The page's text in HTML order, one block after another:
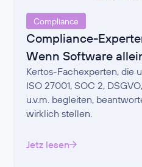
Compliance
Compliance-
Wenn Software
Kertos-Fachexperten, die
ISO 27001, SOC 2,
u.v.m. begleiten,
wirklich stellen.
Jetz lesen